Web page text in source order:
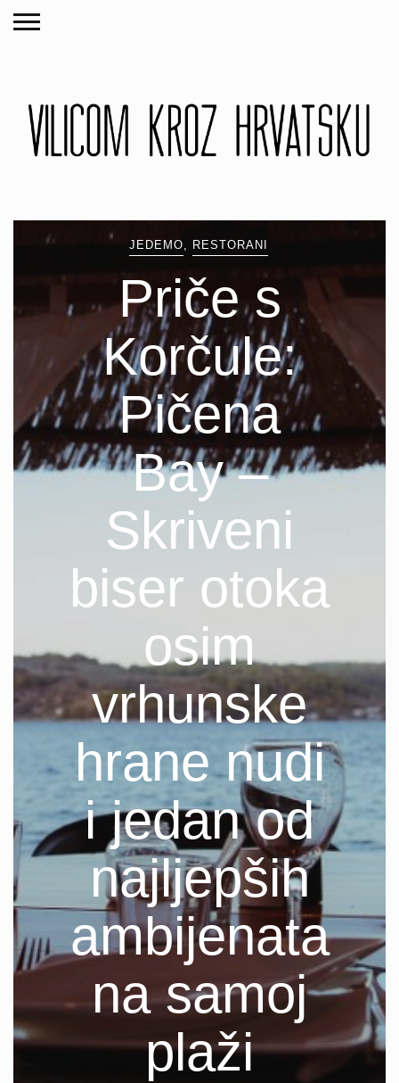
JEDEMO RESTORANI
Priče s
Korčule:
Pičena
Bay –
Skriveni
biser otoka
osim
vrhunske
hrane nudi
i jedan od
najljepših
ambijenata
na samoj
plaži